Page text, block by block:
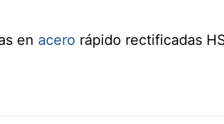
en acero rápido rectificadas